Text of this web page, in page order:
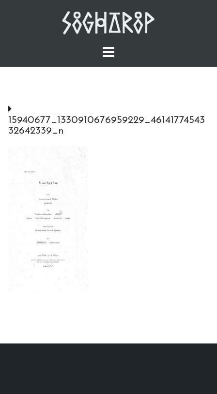
15940677_1330910676959229_46141774543
32642339_n